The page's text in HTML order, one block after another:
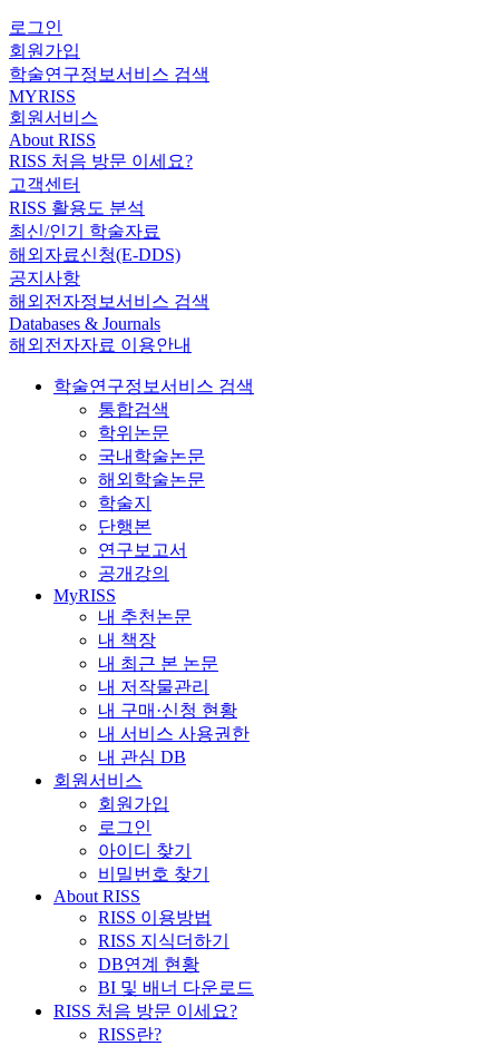
로그인
회원가입
학술연구정보서비스 검색
MYRISS
회원서비스
About RISS
RISS 처음 방문 이세요?
고객센터
RISS 활용도 분석
최신/인기 학술자료
해외자료신청(E-DDS)
공지사항
해외전자정보서비스 검색
Databases & Journals
해외전자자료 이용안내
학술연구정보서비스 검색
통합검색
학위논문
국내학술논문
해외학술논문
학술지
단행본
연구보고서
공개강의
MyRISS
내 추천논문
내 책장
내 최근 본 논문
내 저작물관리
내 구매·신청 현황
내 서비스 사용권한
내 관심 DB
회원서비스
회원가입
로그인
아이디 찾기
비밀번호 찾기
About RISS
RISS 이용방법
RISS 지식더하기
DB연계 현황
BI 및 배너 다운로드
RISS 처음 방문 이세요?
RISS란?